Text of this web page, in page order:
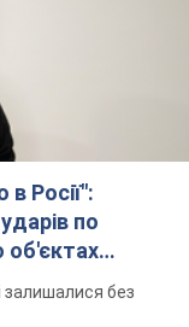
Росії":
по
об'єктах
залишалися без